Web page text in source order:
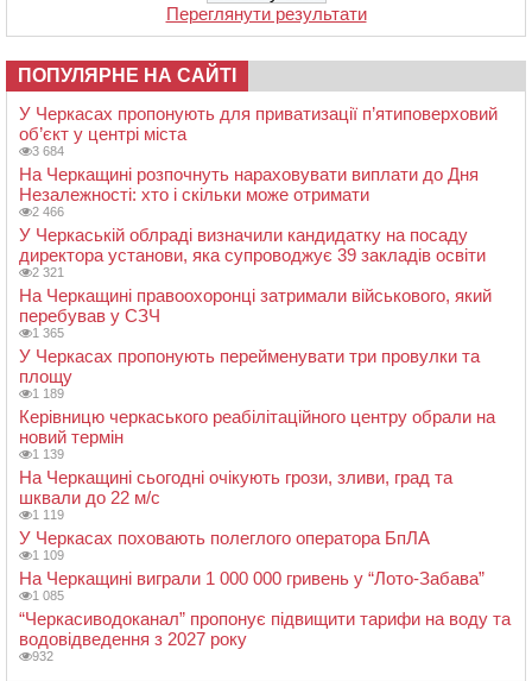
Переглянути результати
ПОПУЛЯРНЕ НА САЙТІ
У Черкасах пропонують для приватизації п’ятиповерховий
об’єкт у центрі міста
3 684
На Черкащині розпочнуть нараховувати виплати до Дня
Незалежності: хто і скільки може отримати
2 466
У Черкаській облраді визначили кандидатку на посаду
директора установи, яка супроводжує 39 закладів освіти
2 321
На Черкащині правоохоронці затримали військового, який
перебував у СЗЧ
1 365
У Черкасах пропонують перейменувати три провулки та
площу
1 189
Керівницю черкаського реабілітаційного центру обрали на
новий термін
1 139
На Черкащині сьогодні очікують грози, зливи, град та
шквали до 22 м/с
1 119
У Черкасах поховають полеглого оператора БпЛА
1 109
На Черкащині виграли 1 000 000 гривень у “Лото-Забава”
1 085
“Черкасиводоканал” пропонує підвищити тарифи на воду та
водовідведення з 2027 року
932